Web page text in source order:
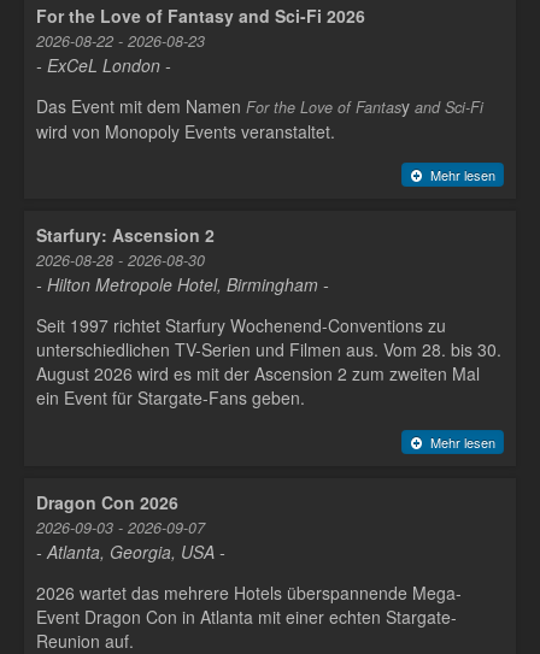
For the Love of Fantasy and Sci-Fi 2026
2026-08-22 - 2026-08-23
- ExCeL London -
Das Event mit dem Namen For the Love of Fantasy and Sci-Fi
wird von Monopoly Events veranstaltet.
Mehr lesen
Starfury: Ascension 2
2026-08-28 - 2026-08-30
- Hilton Metropole Hotel, Birmingham -
Seit 1997 richtet Starfury Wochenend-Conventions zu
unterschiedlichen TV-Serien und Filmen aus. Vom 28. bis 30.
August 2026 wird es mit der Ascension 2 zum zweiten Mal
ein Event für Stargate-Fans geben.
Mehr lesen
Dragon Con 2026
2026-09-03 - 2026-09-07
- Atlanta, Georgia, USA -
2026 wartet das mehrere Hotels überspannende Mega-
Event Dragon Con in Atlanta mit einer echten Stargate-
Reunion auf.